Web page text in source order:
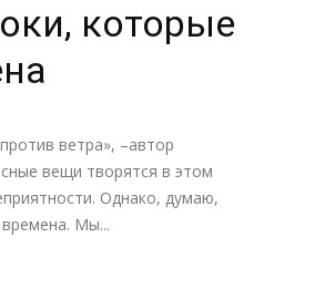
которые
ветра», –автор
вещи творятся в этом
Однако, думаю,
Мы...